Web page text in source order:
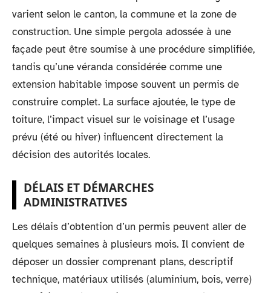
varient selon le canton, la commune et la zone de
construction. Une simple pergola adossée à une
façade peut être soumise à une procédure simplifiée,
tandis qu’une véranda considérée comme une
extension habitable impose souvent un permis de
construire complet. La surface ajoutée, le type de
toiture, l’impact visuel sur le voisinage et l’usage
prévu (été ou hiver) influencent directement la
décision des autorités locales.
DÉLAIS ET DÉMARCHES
ADMINISTRATIVES
Les délais d’obtention d’un permis peuvent aller de
quelques semaines à plusieurs mois. Il convient de
déposer un dossier comprenant plans, descriptif
technique, matériaux utilisés (aluminium, bois, verre)